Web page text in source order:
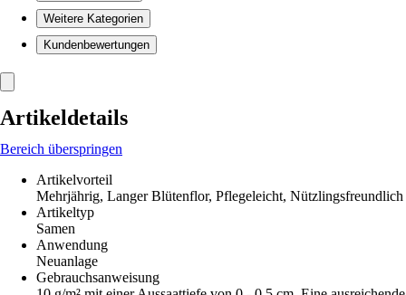
Weitere Kategorien
Kundenbewertungen
Artikeldetails
Bereich überspringen
Artikelvorteil
Mehrjährig, Langer Blütenflor, Pflegeleicht, Nützlingsfreundlich
Artikeltyp
Samen
Anwendung
Neuanlage
Gebrauchsanweisung